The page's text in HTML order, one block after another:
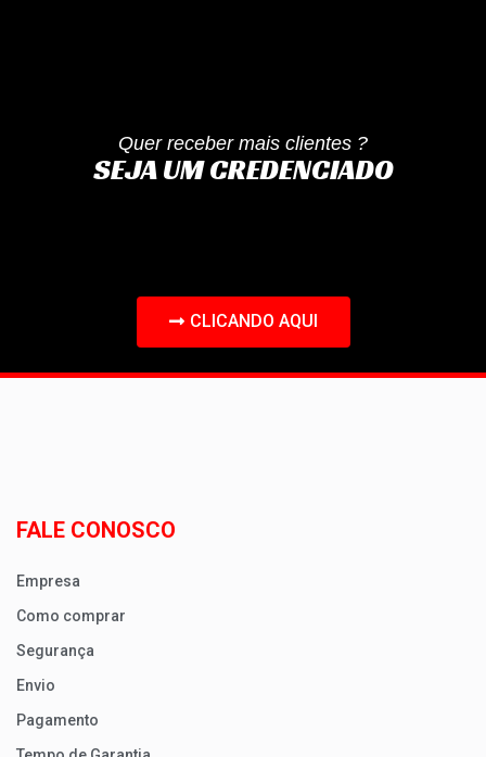
Quer receber mais clientes ?
SEJA UM CREDENCIADO
CLICANDO AQUI
FALE CONOSCO
Empresa
Como comprar
Segurança
Envio
Pagamento